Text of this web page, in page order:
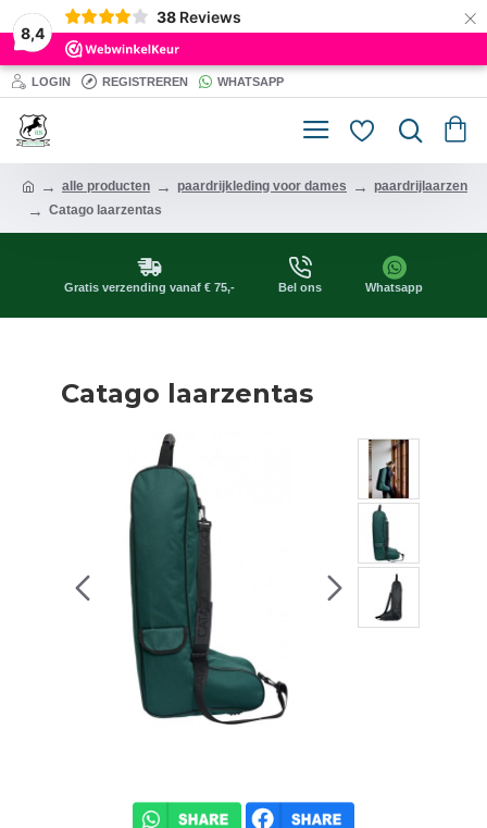
8,4
38 Reviews ×
LOGIN REGISTREREN WHATSAPP
alle producten paardrijkleding voor dames
paardrijlaarzen
Catago laarzentas
Gratis verzending vanaf € 75,- Bel ons Whatsapp
Catago laarzentas